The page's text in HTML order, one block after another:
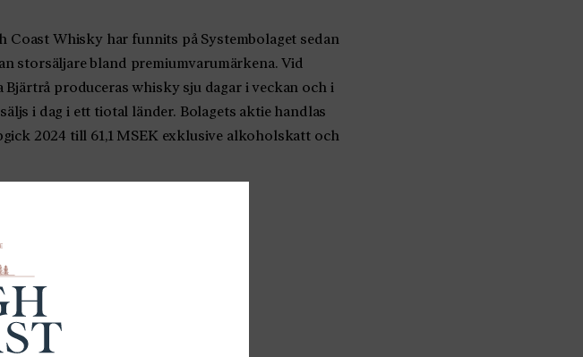
Whisky har funnits på Systembolaget sedan
storsäljare bland premiumvarumärkena. Vid
produceras whisky sju dagar i veckan och i
i dag i ett tiotal länder. Bolagets aktie handlas
2024 till 61,1 MSEK exklusive alkoholskatt och